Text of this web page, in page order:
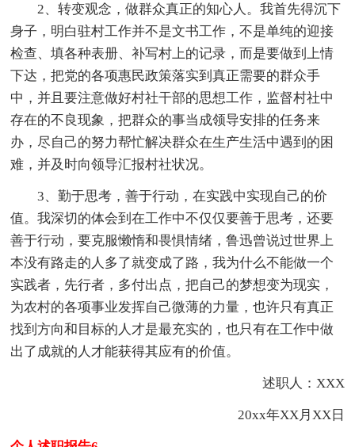
2、转变观念，做群众真正的知心人。我首先得沉下
身子，明白驻村工作并不是文书工作，不是单纯的迎接
检查、填各种表册、补写村上的记录，而是要做到上情
下达，把党的各项惠民政策落实到真正需要的群众手
中，并且要注意做好村社干部的思想工作，监督村社中
存在的不良现象，把群众的事当成领导安排的任务来
办，尽自己的努力帮忙解决群众在生产生活中遇到的困
难，并及时向领导汇报村社状况。
3、勤于思考，善于行动，在实践中实现自己的价
值。我深切的体会到在工作中不仅仅要善于思考，还要
善于行动，要克服懒惰和畏惧情绪，鲁迅曾说过世界上
本没有路走的人多了就变成了路，我为什么不能做一个
实践者，先行者，多付出点，把自己的梦想变为现实，
为农村的各项事业发挥自己微薄的力量，也许只有真正
找到方向和目标的人才是最充实的，也只有在工作中做
出了成就的人才能获得其应有的价值。
述职人：XXX
20xx年XX月XX日